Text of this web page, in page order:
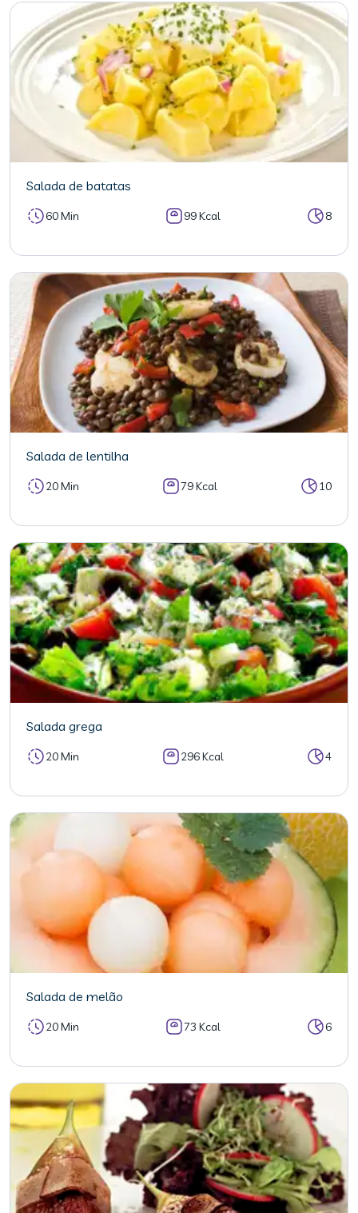
Salada de batatas
60 Min 99 Kcal 8
Salada de lentilha
20 Min 79 Kcal 10
Salada grega
20 Min 296 Kcal 4
Salada de melão
20 Min 73 Kcal 6